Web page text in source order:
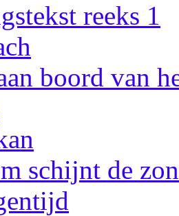
reeks 1
boord van
schijnt de